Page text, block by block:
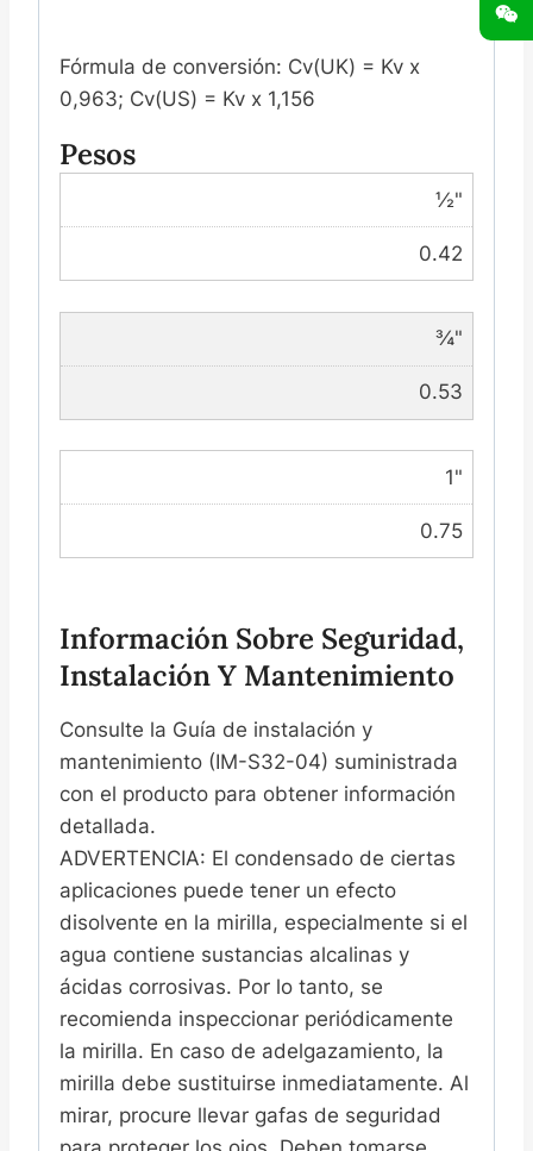
Fórmula de conversión: Cv(UK) = Kv x
0,963; Cv(US) = Kv x 1,156
Pesos
½"
0.42
¾"
0.53
1"
0.75
Información Sobre Seguridad,
Instalación Y Mantenimiento
Consulte la Guía de instalación y
mantenimiento (IM-S32-04) suministrada
con el producto para obtener información
detallada.
ADVERTENCIA: El condensado de ciertas
aplicaciones puede tener un efecto
disolvente en la mirilla, especialmente si el
agua contiene sustancias alcalinas y
ácidas corrosivas. Por lo tanto, se
recomienda inspeccionar periódicamente
la mirilla. En caso de adelgazamiento, la
mirilla debe sustituirse inmediatamente. Al
mirar, procure llevar gafas de seguridad